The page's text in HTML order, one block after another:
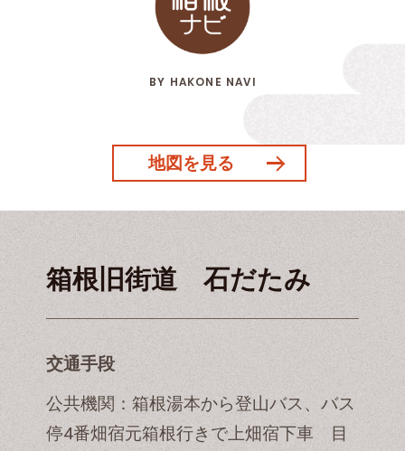
BY HAKONE NAVI
地図を見る
箱根旧街道 石だたみ
交通手段
公共機関：箱根湯本から登山バス、バス
停4番畑宿元箱根行きで上畑宿下車 目